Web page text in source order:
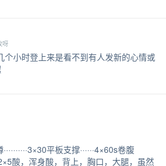
呀
个小时登上来是看不到有人发新的心情或
平板支撑······4×60s卷腹
酸，浑身酸，背上，胸口，大腿，虽然